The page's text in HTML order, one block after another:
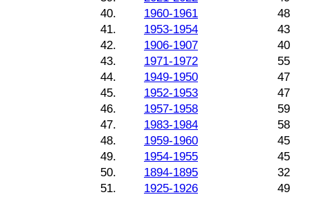
40.
1960-1961
48
41.
1953-1954
43
42.
1906-1907
40
43.
1971-1972
55
44.
1949-1950
47
45.
1952-1953
47
46.
1957-1958
59
47.
1983-1984
58
48.
1959-1960
45
49.
1954-1955
45
50.
1894-1895
32
51.
1925-1926
49